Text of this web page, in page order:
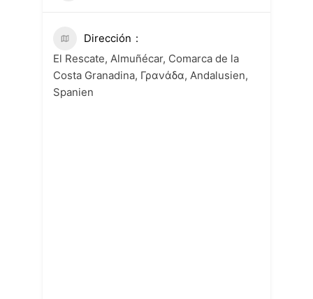
Dirección
El Rescate, Almuñécar, Comarca de la
Costa Granadina, Γρανάδα, Andalusien,
Spanien